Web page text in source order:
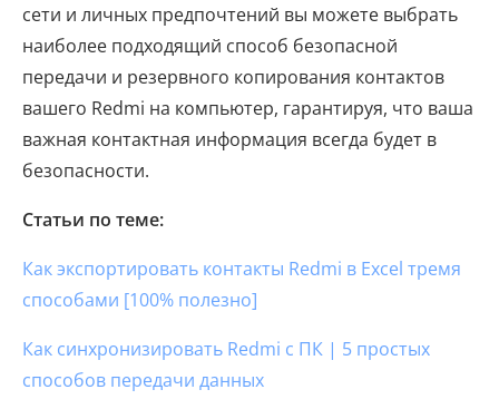
сети и личных предпочтений вы можете выбрать
наиболее подходящий способ безопасной
передачи и резервного копирования контактов
вашего Redmi на компьютер, гарантируя, что ваша
важная контактная информация всегда будет в
безопасности.
Статьи по теме:
Как экспортировать контакты Redmi в Excel тремя
способами [100% полезно]
Как синхронизировать Redmi с ПК | 5 простых
способов передачи данных